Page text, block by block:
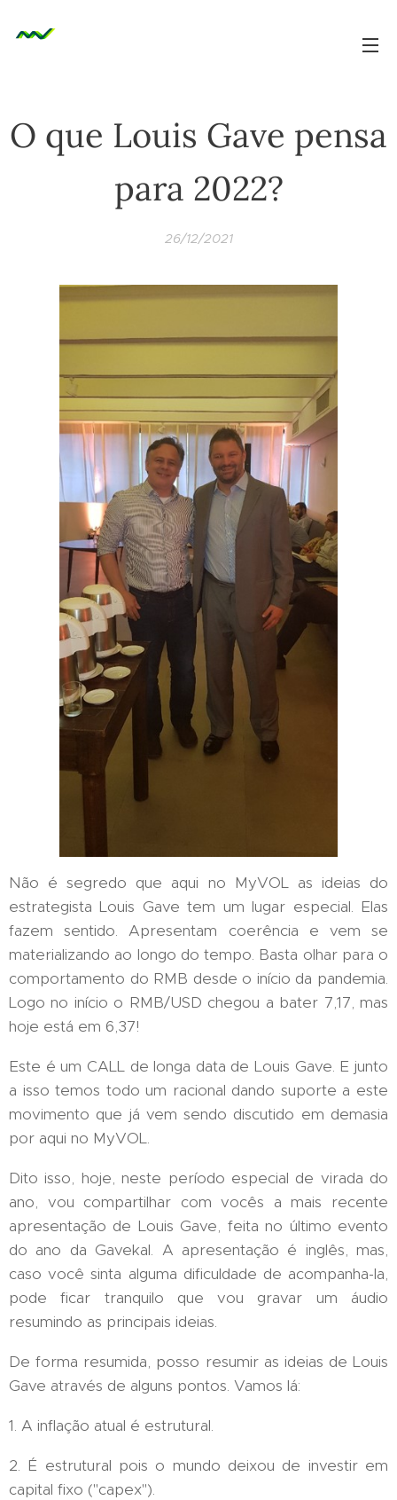
O que Louis Gave pensa
para 2022?
26/12/2021
Não é segredo que aqui no MyVOL as ideias do
estrategista Louis Gave tem um lugar especial. Elas
fazem sentido. Apresentam coerência e vem se
materializando ao longo do tempo. Basta olhar para o
comportamento do RMB desde o início da pandemia.
Logo no início o RMB/USD chegou a bater 7,17, mas
hoje está em 6,37!
Este é um CALL de longa data de Louis Gave. E junto
a isso temos todo um racional dando suporte a este
movimento que já vem sendo discutido em demasia
por aqui no MyVOL.
Dito isso, hoje, neste período especial de virada do
ano, vou compartilhar com vocês a mais recente
apresentação de Louis Gave, feita no último evento
do ano da Gavekal. A apresentação é inglês, mas,
caso você sinta alguma dificuldade de acompanha-la,
pode ficar tranquilo que vou gravar um áudio
resumindo as principais ideias.
De forma resumida, posso resumir as ideias de Louis
Gave através de alguns pontos. Vamos lá:
1. A inflação atual é estrutural.
2. É estrutural pois o mundo deixou de investir em
capital fixo ("capex").